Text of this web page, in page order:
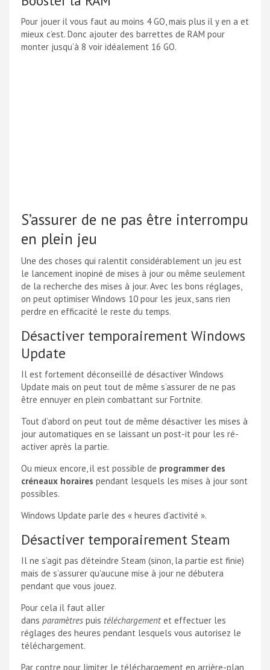
Pour jouer il vous faut au moins 4 GO, mais plus il y en a et
mieux c’est. Donc ajouter des barrettes de RAM pour
monter jusqu’à 8 voir idéalement 16 GO.
S’assurer de ne pas être interrompu
en plein jeu
Une des choses qui ralentit considérablement un jeu est
le lancement inopiné de mises à jour ou même seulement
de la recherche des mises à jour. Avec les bons réglages,
on peut optimiser Windows 10 pour les jeux, sans rien
perdre en efficacité le reste du temps.
Désactiver temporairement Windows
Update
Il est fortement déconseillé de désactiver Windows
Update mais on peut tout de même s’assurer de ne pas
être ennuyer en plein combattant sur Fortnite.
Tout d’abord on peut tout de même désactiver les mises à
jour automatiques en se laissant un post-it pour les ré-
activer après la partie.
Ou mieux encore, il est possible de programmer des
créneaux horaires pendant lesquels les mises à jour sont
possibles.
Windows Update parle des « heures d’activité ».
Désactiver temporairement Steam
Il ne s’agit pas d’éteindre Steam (sinon, la partie est finie)
mais de s’assurer qu’aucune mise à jour ne débutera
pendant que vous jouez.
Pour cela il faut aller
dans paramètres puis téléchargementet effectuer les
réglages des heures pendant lesquels vous autorisez le
téléchargement.
Par contre pour limiter le téléchargement en arrière-plan